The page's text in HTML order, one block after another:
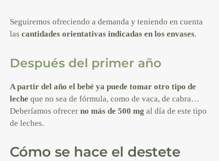
Seguiremos ofreciendo a demanda y teniendo en cuenta
las cantidades orientativas indicadas en los envases.
Después del primer año
A partir del año el bebé ya puede tomar otro tipo de
leche que no sea de fórmula, como de vaca, de cabra…
Deberíamos ofrecer no más de 500 mg al día de este tipo
de leches.
Cómo se hace el destete